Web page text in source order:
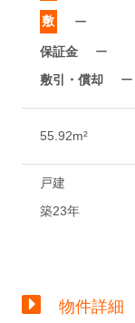
敷 ー
保証金
ー
敷引・償却
ー
55.92m²
戸建
築23年
物件詳細